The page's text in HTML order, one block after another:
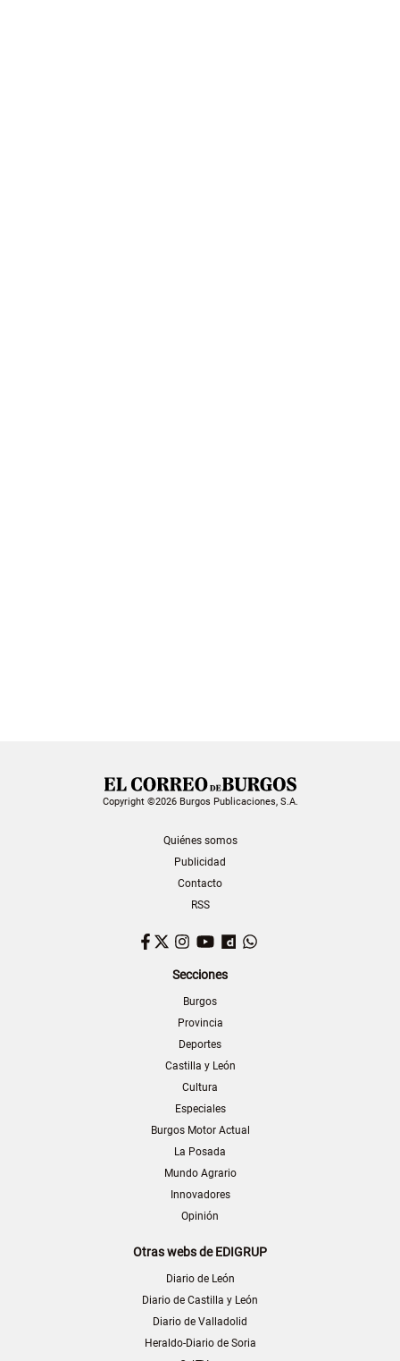
Copyright ©2026 Burgos Publicaciones, S.A.
Quiénes somos
Publicidad
Contacto
RSS
Facebook
TwitterInstagram
YouTubeDailymotion
Secciones
Burgos
Provincia
Deportes
Castilla y León
Cultura
Especiales
Burgos Motor Actual
La Posada
Mundo Agrario
Innovadores
Opinión
Otras webs de EDIGRUP
Diario de León
Diario de Castilla y León
Diario de Valladolid
Heraldo-Diario de Soria